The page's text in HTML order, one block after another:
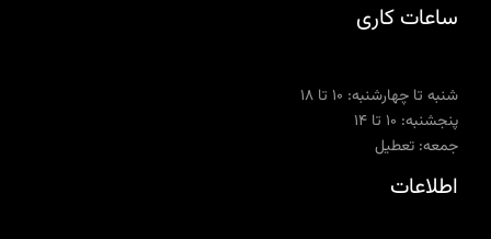
ساعات کاری
شنبه تا چهارشنبه: ۱۰ تا ۱۸
پنجشنبه: ۱۰ تا ۱۴
جمعه: تعطیل
اطلاعات